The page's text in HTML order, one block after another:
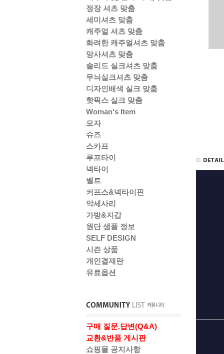
정장 셔츠 맞춤
세미셔츠 맞춤
캐주얼 셔츠 맞춤
화려한 캐주얼셔츠 맞춤
망사셔츠 맞춤
솔리드 실크셔츠 맞춤
무늬실크셔츠 맞춤
디자인배색 실크 맞춤
핫픽스 실크 맞춤
Woman's Item
모자
슈즈
스카프
루프타이
넥타이
벨트
커프스&넥타이핀
악세사리
가방&지갑
원단 샘플 정보
SELF DESIGN
시즌 상품
개인결재란
유료옵션
구매 질문.답변(Q&A)
교환&반품 게시판
쇼핑몰 공지사항